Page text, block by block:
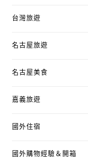
台灣旅遊
名古屋旅遊
名古屋美食
嘉義旅遊
國外住宿
國外購物經驗＆開箱